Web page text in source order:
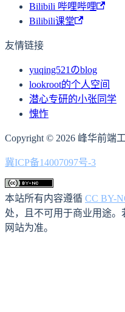
Bilibili 哔哩哔哩
Bilibili课堂
友情链接
yuqing521のblog
lookroot的个人空间
潜心专研的小张同学
愧怍
Copyright © 2026 峰华前端
冀ICP备14007097号-3
本站所有内容遵循 CC BY-
处，且不可用于商业用途
网站为准。